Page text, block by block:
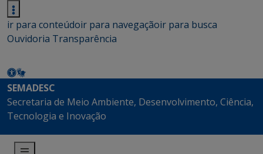
ir para conteúdoir para navegaçãoir para busca
Ouvidoria Transparência
SEMADESC
Secretaria de Meio Ambiente, Desenvolvimento, Ciência,
Tecnologia e Inovação